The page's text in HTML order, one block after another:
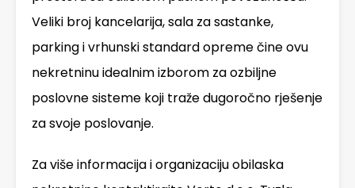
Veliki broj kancelarija, sala za sastanke,
parking i vrhunski standard opreme čine ovu
nekretninu idealnim izborom za ozbiljne
poslovne sisteme koji traže dugoročno rješenje
za svoje poslovanje.
Za više informacija i organizaciju obilaska